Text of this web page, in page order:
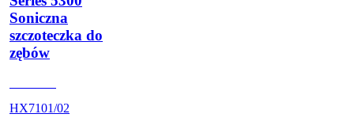
Soniczna
szczoteczka do
zębów
HX7101/02